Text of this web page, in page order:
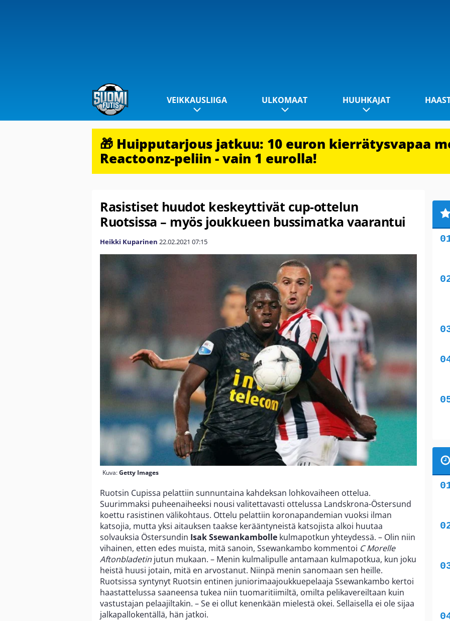
VEIKKAUSLIIGA ULKOMAAT HUUHKAJAT
🎁 Huipputarjous jatkuu: 10 euron kierrätysvapaa
Reactoonz-peliin - vain 1 eurolla!
Rasistiset huudot keskeyttivät cup-ottelun
Ruotsissa – myös joukkueen bussimatka vaarantui
Heikki Kuparinen 22.02.2021 07:15
Kuva:Getty Images
Ruotsin Cupissa pelattiin sunnuntaina kahdeksan lohkovaiheen ottelua.
Suurimmaksi puheenaiheeksi nousi valitettavasti ottelussa Landskrona-Östersund
koettu rasistinen välikohtaus. Ottelu pelattiin koronapandemian vuoksi ilman
katsojia, mutta yksi aitauksen taakse kerääntyneistä katsojista alkoi huutaa
solvauksia Östersundin Isak Ssewankambolle kulmapotkun yhteydessä. – Olin niin
vihainen, etten edes muista, mitä sanoin, Ssewankambo kommentoi C Morelle
Aftonbladetin jutun mukaan. – Menin kulmalipulle antamaan kulmapotkua, kun joku
heistä huusi jotain, mitä en arvostanut. Niinpä menin sanomaan sen heille.
Ruotsissa syntynyt Ruotsin entinen juniorimaajoukkuepelaaja Ssewankambo kertoi
haastattelussa saaneensa tukea niin tuomaritiimiltä, omilta pelikavereiltaan kuin
vastustajan pelaajiltakin. – Se ei ollut kenenkään mielestä okei. Sellaisella ei ole sijaa
jalkapallokentällä, hän jatkoi.